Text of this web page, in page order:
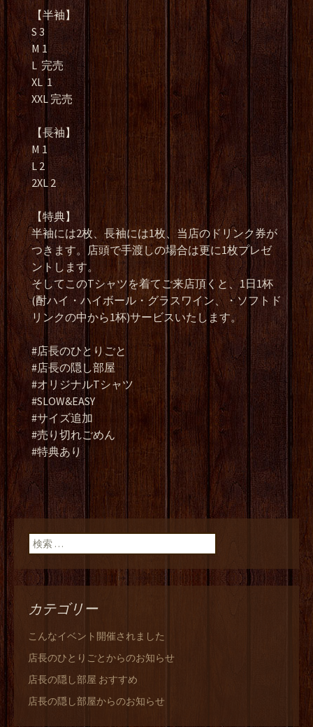
【半袖】
S 3
M 1
L 完売
XL 1
XXL 完売
【長袖】
M 1
L 2
2XL 2
【特典】
半袖には2枚、長袖には1枚、当店のドリンク券が
つきます。店頭で手渡しの場合は更に1枚プレゼ
ントします。
そしてこのTシャツを着てご来店頂くと、1日1杯
(酎ハイ・ハイボール・グラスワイン、・ソフトド
リンクの中から1杯)サービスいたします。
#店長のひとりごと
#店長の隠し部屋
#オリジナルTシャツ
#SLOW&EASY
#サイズ追加
#売り切れごめん
#特典あり
検索:
カテゴリー
こんなイベント開催されました
店長のひとりごとからのお知らせ
店長の隠し部屋 おすすめ
店長の隠し部屋からのお知らせ